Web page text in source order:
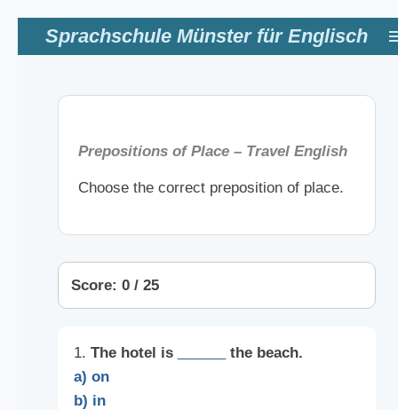
Zum
Hauptinhalt
Sprachschule Münster für Englisch
Prepositions of Place – Travel English
Choose the correct preposition of place.
Score: 0 / 25
1. The hotel is
the beach.
a) on
b) in